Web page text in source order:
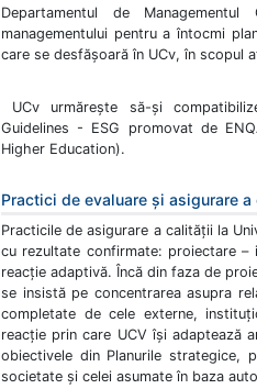
Departamentul de
managementului pentru a întocmi
care se desfăşoară în UCv, în scopul
UCv urmăreşte să-şi
Guidelines - ESG promovat de
Higher Education).
Practici de evaluare şi asigurare
Practicile de asigurare a calităţii la
cu rezultate confirmate: proiectare –
reacţie adaptivă. Încă din faza de
se insistă pe concentrarea asupra
completate de cele externe,
reacţie prin care UCV îşi adaptează
obiectivele din Planurile strategice,
societate şi celei asumate în baza